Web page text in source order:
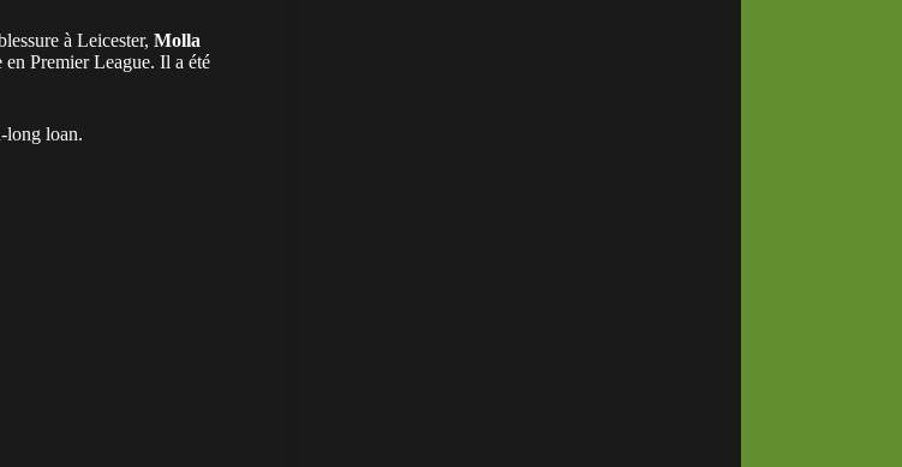
à Leicester, Molla
en Premier League. Il a été
long loan.